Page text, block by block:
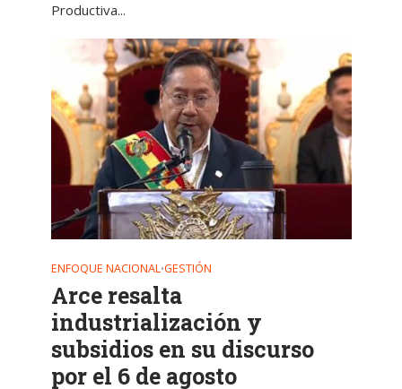
Productiva...
ENFOQUE NACIONAL•GESTIÓN
Arce resalta
industrialización y
subsidios en su discurso
por el 6 de agosto